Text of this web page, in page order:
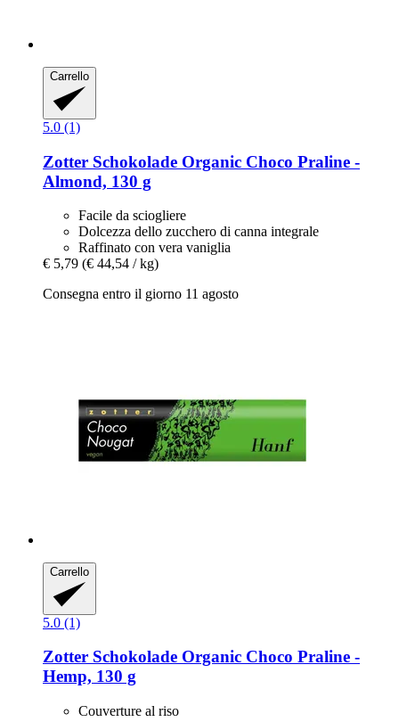
Carrello
5.0 (1)
Zotter Schokolade Organic Choco Praline -​
Almond, 130 g
Facile da sciogliere
Dolcezza dello zucchero di canna integrale
Raffinato con vera vaniglia
€ 5,79 (€ 44,54 / kg)
Consegna entro il giorno 11 agosto
Carrello
5.0 (1)
Zotter Schokolade Organic Choco Praline -​
Hemp, 130 g
Couverture al riso